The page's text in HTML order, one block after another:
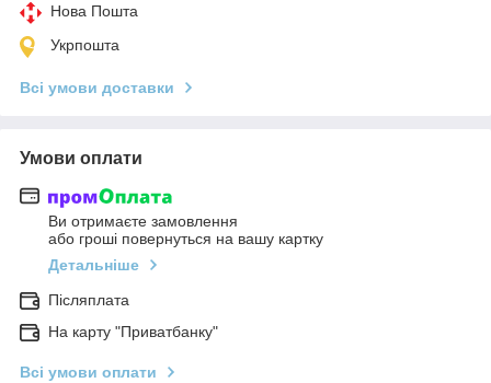
Нова Пошта
Укрпошта
Всі умови доставки
Умови оплати
Ви отримаєте замовлення
або гроші повернуться на вашу картку
Детальніше
Післяплата
На карту "Приватбанку"
Всі умови оплати